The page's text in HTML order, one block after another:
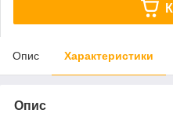
Опис Характеристики
Опис